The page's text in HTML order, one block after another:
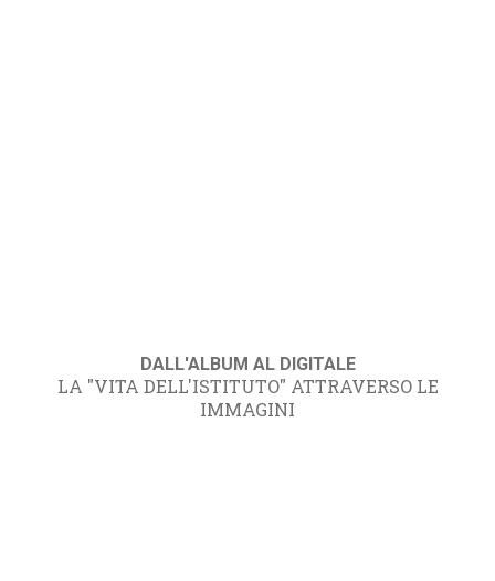
DALL'ALBUM AL DIGITALE
LA "VITA DELL'ISTITUTO" ATTRAVERSO LE
IMMAGINI